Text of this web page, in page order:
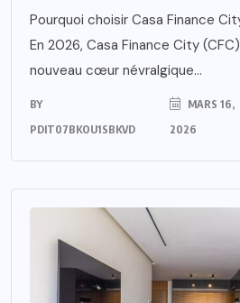
Pourquoi choisir Casa Finance
En 2026, Casa Finance City
nouveau cœur névralgique...
BY
PDIT07BKOU1SBKVD
MARS 16,
2026